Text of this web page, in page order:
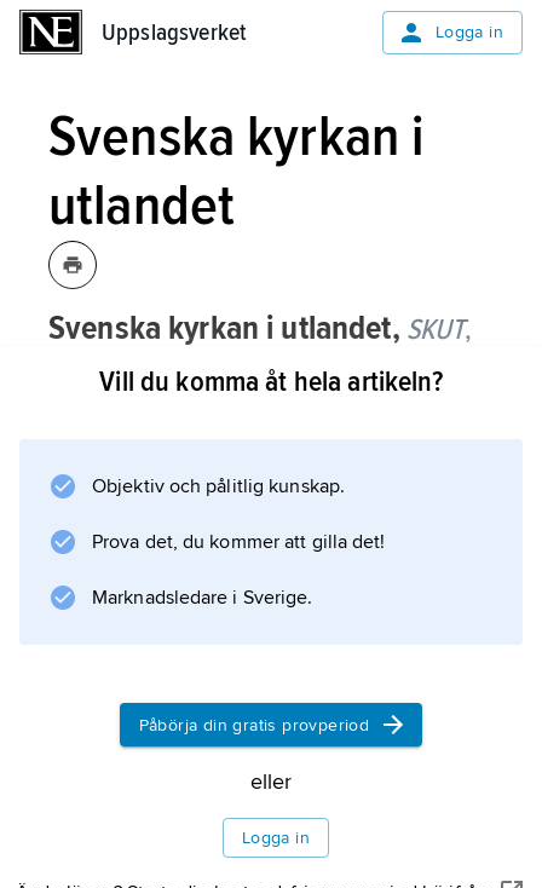
Uppslagsverket Logga in
Svenska kyrkan i
utlandet
Svenska kyrkan i utlandet, SKUT,
Svenska kyrkans verksamhet utomlands
bland utlandssvenskar, turister och
Utlandsförsamlingarna tillhör Visby stift och
domkapitlet där. En nämnd tillsatt av
kyrkomötet med biskopen och åtta ledamöter
Litteraturanvisning
Information om artikeln
Vill du komma åt hela artikeln?
Objektiv och pålitlig kunskap.
Prova det, du kommer att gilla det!
Marknadsledare i Sverige.
Påbörja din gratis provperiod
eller
Logga in